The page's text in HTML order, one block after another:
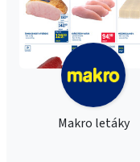
Makro letáky